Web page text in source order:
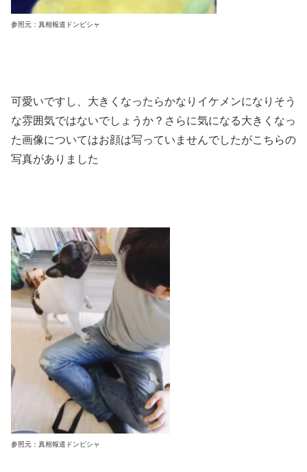
参照元：真相報道ドンピシャ
可愛いですし、大きくなったらかなりイケメンになりそう
な雰囲気ではないでしょうか？さらに気になる大きくなっ
た画像についてはお顔は写っていませんでしたがこちらの
写真がありました
参照元：真相報道ドンピシャ